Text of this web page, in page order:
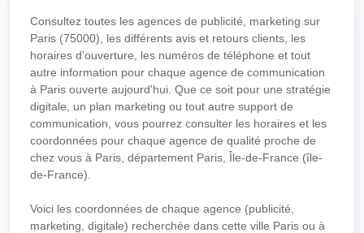
Consultez toutes les agences de publicité, marketing sur
Paris (75000), les différents avis et retours clients, les
horaires d'ouverture, les numéros de téléphone et tout
autre information pour chaque agence de communication
à Paris ouverte aujourd'hui. Que ce soit pour une stratégie
digitale, un plan marketing ou tout autre support de
communication, vous pourrez consulter les horaires et les
coordonnées pour chaque agence de qualité proche de
chez vous à Paris, département Paris, Île-de-France (île-
de-France).
Voici les coordonnées de chaque agence (publicité,
marketing, digitale) recherchée dans cette ville Paris ou à